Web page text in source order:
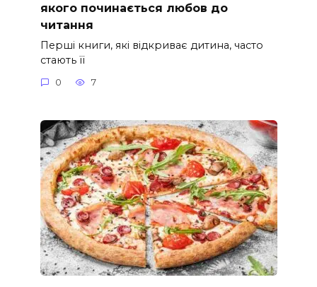
якого починається любов до
читання
Перші книги, які відкриває дитина, часто
стають її
0 7